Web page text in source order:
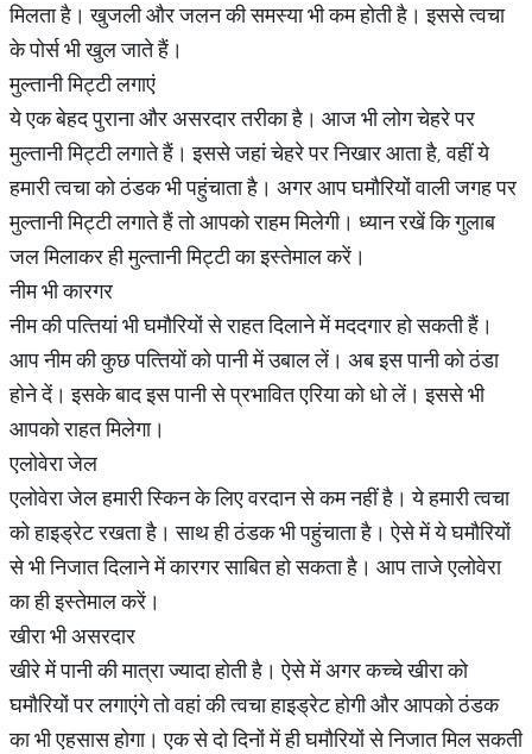
म‍िलता है। खुजली और जलन की समस्‍या भी कम होती है। इससे त्‍वचा
के पोर्स भी खुल जाते हैं।
मुल्‍तानी म‍िट्टी लगाएं
ये एक बेहद पुराना और असरदार तरीका है। आज भी लोग चेहरे पर
मुल्‍तानी म‍िट्टी लगाते हैं। इससे जहां चेहरे पर न‍िखार आता है, वहीं ये
हमारी त्‍वचा को ठंडक भी पहुंचाता है। अगर आप घमौरि‍यों वाली जगह पर
मुल्‍तानी म‍िट्टी लगाते हैं तो आपको राहम म‍िलेगी। ध्‍यान रखें क‍ि गुलाब
जल म‍िलाकर ही मुल्‍तानी म‍िट्टी का इस्‍तेमाल करें।
नीम भी कारगर
नीम की पत्‍त‍ियां भी घमौर‍ियों से राहत द‍िलाने में मददगार हो सकती हैं।
आप नीम की कुछ पत्‍त‍ियाें को पानी में उबाल लें। अब इस पानी को ठंडा
होने दें। इसके बाद इस पानी से प्रभाव‍ित एर‍िया को धो लें। इससे भी
आपको राहत म‍िलेगा।
एलोवेरा जेल
एलोवेरा जेल हमारी स्‍क‍िन के ल‍िए वरदान से कम नहीं है। ये हमारी त्‍वचा
को हाइड्रेट रखता है। साथ ही ठंडक भी पहुंचाता है। ऐसे में ये घमौर‍ियों
से भी न‍िजात द‍िलाने में कारगर साब‍ित हो सकता है। आप ताजे एलोवेरा
का ही इस्‍तेमाल करें।
खीरा भी असरदार
खीरे में पानी की मात्रा ज्‍यादा हाेती है। ऐसे में अगर कच्‍चे खीरा को
घमौरियों पर लगाएंगे तो वहां की त्‍वचा हाइड्रेट होगी और आपको ठंडक
का भी एहसास होगा। एक से दाे द‍िनों में ही घमौर‍ियों से न‍िजात म‍िल सकती